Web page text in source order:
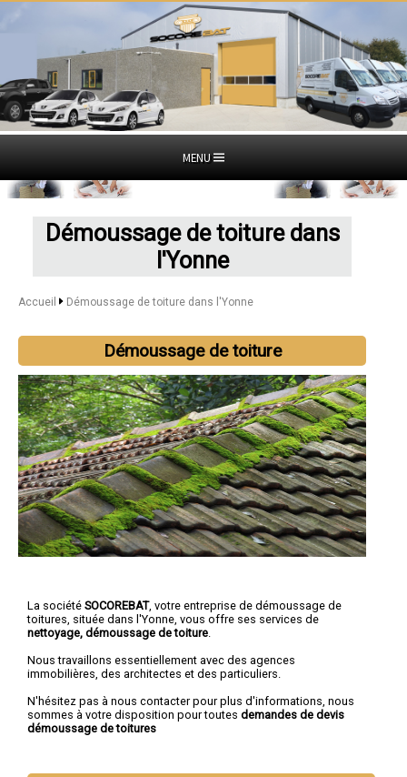
MENU
Démoussage de toiture dans
l'Yonne
Accueil Démoussage de toiture dans l'Yonne
Démoussage de toiture
La société SOCOREBAT, votre entreprise de démoussage de
toitures, située dans l'Yonne, vous offre ses services de
nettoyage, démoussage de toiture
Nous travaillons essentiellement avec des agences
immobilières, des architectes et des particuliers.
N'hésitez pas à nous contacter pour plus d'informations, nous
sommes à votre disposition pour toutes demandes de devis
démoussage de toitures